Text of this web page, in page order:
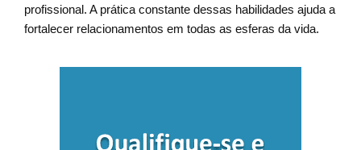
profissional. A prática constante dessas habilidades ajuda a
fortalecer relacionamentos em todas as esferas da vida.